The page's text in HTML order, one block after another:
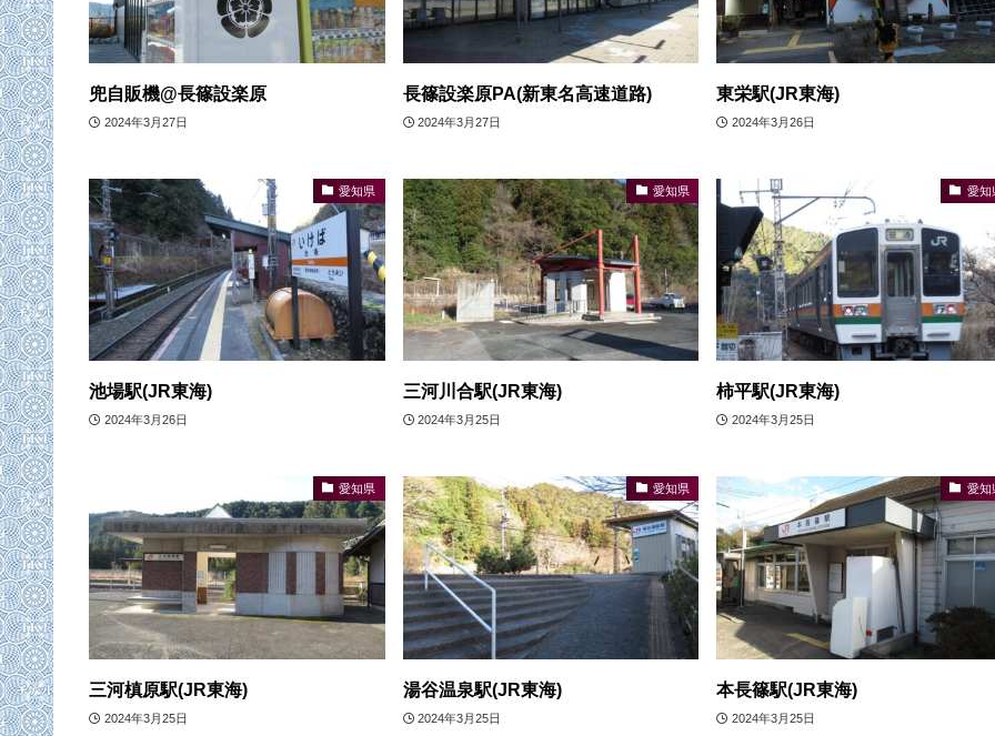
兜自販機@長篠設楽原
2024年3月27日
長篠設楽原PA(新東名高速道路)
2024年3月27日
東栄駅(JR東海)
2024年3月26日
愛知県
池場駅(JR東海)
2024年3月26日
愛知県
三河川合駅(JR東海)
2024年3月25日
愛知
柿平駅(JR東海)
2024年3月25日
愛知県
三河槙原駅(JR東海)
2024年3月25日
愛知県
湯谷温泉駅(JR東海)
2024年3月25日
愛知
本長篠駅(JR東海)
2024年3月25日